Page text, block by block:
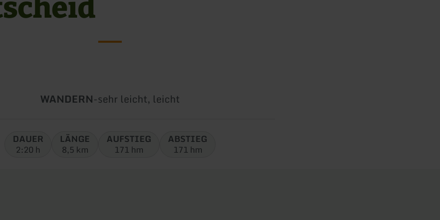
Art
WANDERN-Schwierigkeit:
sehr leicht, leicht
DAUER
2:20 h
LÄNGE
8,5 km
AUFSTIEG
171 hm
ABSTIEG
171 hm